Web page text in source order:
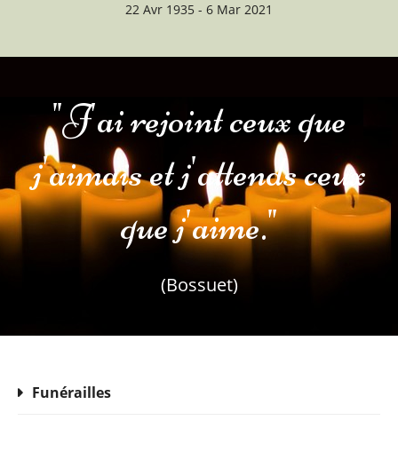
22 Avr 1935 - 6 Mar 2021
"J'ai rejoint ceux que
j'aimais et j'attends ceux
que j'aime."
(Bossuet)
Funérailles